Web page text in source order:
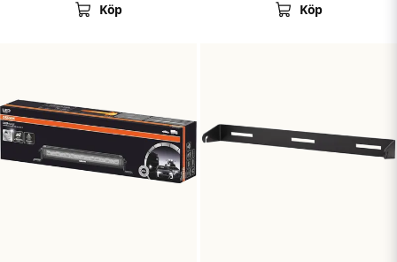
Köp Köp